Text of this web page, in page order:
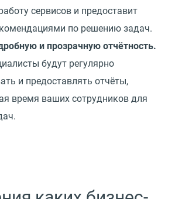
сервисов и предоставит
по решению задач.
и прозрачную отчётность.
будут регулярно
и предоставлять отчёты,
время ваших сотрудников для